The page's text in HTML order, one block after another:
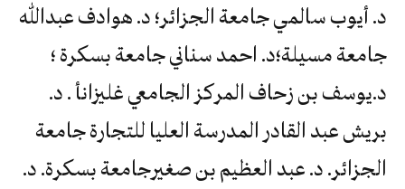
د. أيوب سالمي جامعة الجزائر؛ د. هوادف عبدالله
جامعة مسيلة؛د. احمد سناني جامعة بسكرة ؛
د.يوسف بن زحاف المركز الجامعي غليزانأ . د.
بريش عبد القادر المدرسة العليا للتجارة جامعة
الجزائر. د. عبد العظيم بن صغيرجامعة بسكرة. د.